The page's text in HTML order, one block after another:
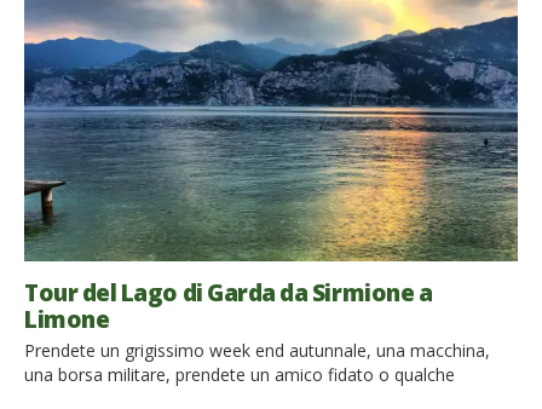
Tour del Lago di Garda da Sirmione a
Limone
Prendete un grigissimo week end autunnale, una macchina,
una borsa militare, prendete un amico fidato o qualche